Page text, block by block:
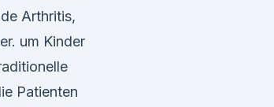
Arthritis,
um Kinder
Patienten